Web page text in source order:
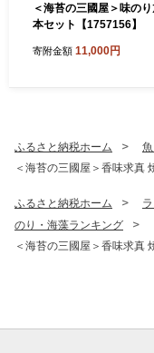
＜海苔の三國屋＞味の
本セット【1757156】
寄附金額 11,000円
ふるさと納税ホーム
＜海苔の三國屋＞香味求真
ふるさと納税ホーム
のり・海藻ランキング
＜海苔の三國屋＞香味求真